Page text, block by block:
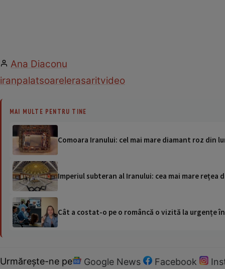
Ana Diaconu
iranpalatsoarelerasaritvideo
MAI MULTE PENTRU TINE
Comoara Iranului: cel mai mare diamant roz din
Imperiul subteran al Iranului: cea mai mare rețea
Cât a costat-o pe o româncă o vizită la urgențe
Urmărește-ne pe Google News Facebook